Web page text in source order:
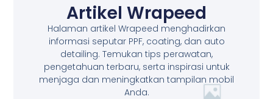
Artikel Wrapeed
Halaman artikel Wrapeed menghadirkan
informasi seputar PPF, coating, dan auto
detailing. Temukan tips perawatan,
pengetahuan terbaru, serta inspirasi untuk
menjaga dan meningkatkan tampilan mobil
Anda.